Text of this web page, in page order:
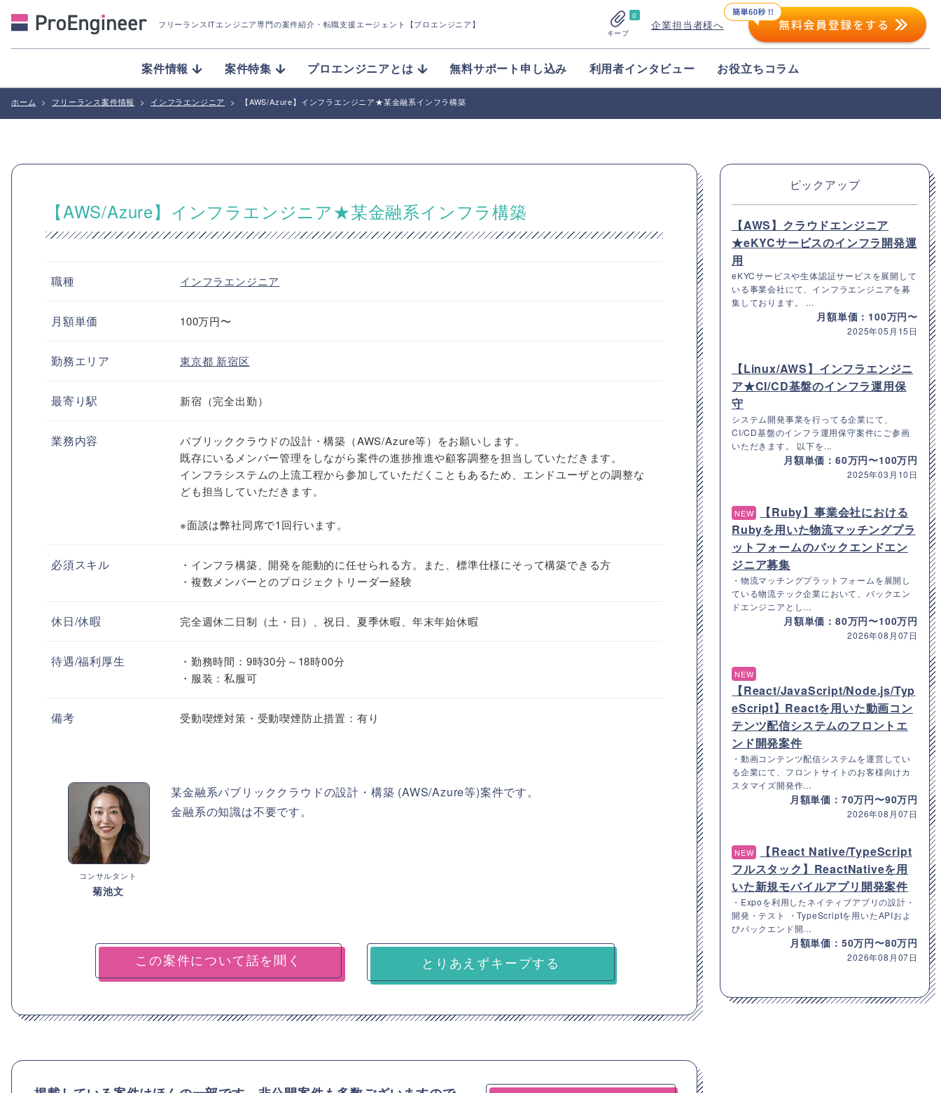
フリーランスITエンジニア専門の案件紹介 ・転職支援エージェント【プロエンジニア】
0
キープ
企業担当者様へ
案件情報 案件特集 プロエンジニアとは 無料サポート申し込み 利用者インタビュー お役立ちコラム
ホーム > フリーランス案件情報 > インフラエンジニア > 【AWS/Azure】インフラエンジニア★某金融系インフラ構築
【AWS/Azure】インフラエンジニア★某金融系インフラ構築
職種 インフラエンジニア
月額単価 100万円〜
勤務エリア 東京都 新宿区
最寄り駅 新宿（完全出勤）
業務内容
パブリッククラウドの設計・構築（AWS/Azure等）をお願いします。
既存にいるメンバー管理をしながら案件の進捗推進や顧客調整を担当していただきます。
インフラシステムの上流工程から参加していただくこともあるため、エンドユーザとの調整な
ども担当していただきます。
※面談は弊社同席で1回行います。
必須スキル
・インフラ構築、開発を能動的に任せられる方。また、標準仕様にそって構築できる方
・複数メンバーとのプロジェクトリーダー経験
休日/休暇 完全週休二日制（土・日）、祝日、夏季休暇、年末年始休暇
待遇/福利厚生
・勤務時間：9時30分～18時00分
・服装：私服可
備考 受動喫煙対策・受動喫煙防止措置：有り
コンサルタント
菊池文
某金融系パブリッククラウドの設計・構築 (AWS/Azure等)案件です。
金融系の知識は不要です。
とりあえずキープする
ピックアップ
【AWS】クラウドエンジニア
★eKYCサービスのインフラ開発運
用
eKYCサービスや生体認証サービスを展開して
いる事業会社にて、インフラエンジニアを募
集しております。 ...
月額単価：100万円〜
2025年05月15日
【Linux/AWS】インフラエンジニ
ア★CI/CD基盤のインフラ運用保
守
システム開発事業を行ってる企業にて、
CI/CD基盤のインフラ運用保守案件にご参画
いただきます。 以下を...
月額単価：60万円〜100万円
2025年03月10日
NEW
【Ruby】事業会社における
Rubyを用いた物流マッチングプラ
ットフォームのバックエンドエン
ジニア募集
・物流マッチングプラットフォームを展開し
ている物流テック企業において、バックエン
ドエンジニアとし...
月額単価：80万円〜100万円
2026年08月07日
NEW
【React/JavaScript/Node.js/Typ
eScript】Reactを用いた動画コン
テンツ配信システムのフロントエ
ンド開発案件
・動画コンテンツ配信システムを運営してい
る企業にて、フロントサイトのお客様向けカ
スタマイズ開発作...
月額単価：70万円〜90万円
2026年08月07日
NEW
【React Native/TypeScript
フルスタック】ReactNativeを用
いた新規モバイルアプリ開発案件
・Expoを利用したネイティブアプリの設計・
開発・テスト ・TypeScriptを用いたAPIおよ
びバックエンド開...
月額単価：50万円〜80万円
2026年08月07日